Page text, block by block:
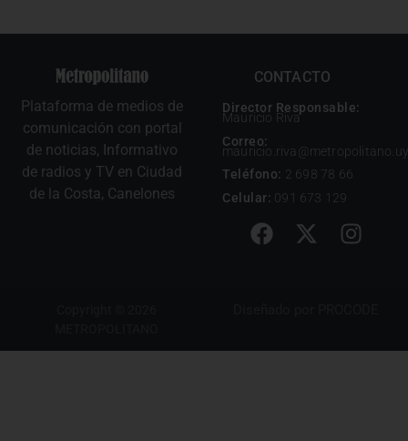
Plataforma de medios de
comunicación con portal
de noticias, Informativo
de radios y TV en Ciudad
de la Costa, Canelones
CONTACTO
Director Responsable:
Mauricio Riva
Correo:
mauricio.riva@metropolitano.uy
Teléfono: 2 698 78 66
Celular: 091 673 129